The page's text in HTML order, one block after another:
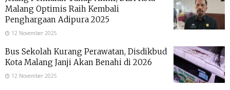
Malang Optimis Raih Kembali
Penghargaan Adipura 2025
12 November 2025
Bus Sekolah Kurang Perawatan, Disdikbud
Kota Malang Janji Akan Benahi di 2026
12 November 2025